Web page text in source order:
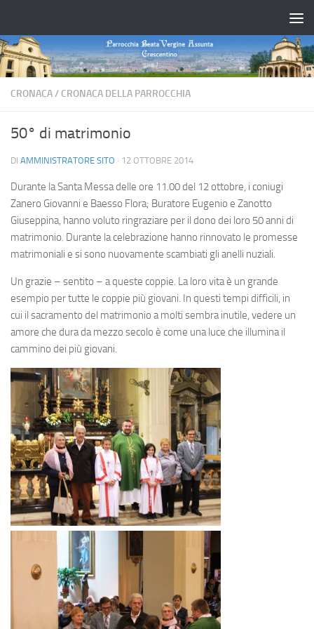
CRONACA/ CRONACA DELLA PARROCCHIA
50° di matrimonio
DI AMMINISTRATORE SITO · 12 OTTOBRE 2014
Durante la Santa Messa delle ore 11.00 del 12 ottobre, i coniugi
Zanero Giovanni e Baesso Flora; Buratore Eugenio e Zanotto
Giuseppina, hanno voluto ringraziare per il dono dei loro 50 anni di
matrimonio. Durante la celebrazione hanno rinnovato le promesse
matrimoniali e si sono nuovamente scambiati gli anelli nuziali.
Un grazie – sentito – a queste coppie. La loro vita è un grande
esempio per tutte le coppie più giovani. In questi tempi difficili, in
cui il sacramento del matrimonio a molti sembra inutile, vedere un
amore che dura da mezzo secolo è come una luce che illumina il
cammino dei più giovani.